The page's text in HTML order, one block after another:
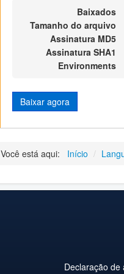
Baixados
Tamanho do arquivo
Assinatura MD5
Assinatura SHA1
Environments
Baixar agora
Você está aqui: Início /
Declaração de